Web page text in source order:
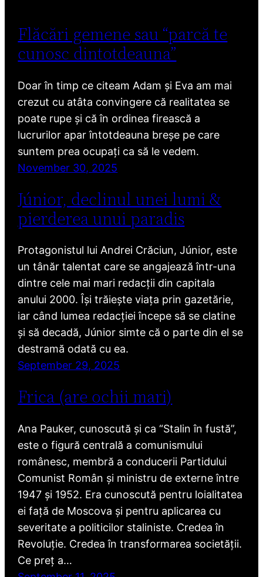
Flăcări gemene sau “parcă te
cunosc dintotdeauna”
Doar în timp ce citeam Adam și Eva am mai
crezut cu atâta convingere că realitatea se
poate rupe și că în ordinea firească a
lucrurilor apar întotdeauna breșe pe care
suntem prea ocupați ca să le vedem.
November 30, 2025
Júnior, declinul unei lumi &
pierderea unui paradis
Protagonistul lui Andrei Crăciun, Júnior, este
un tânăr talentat care se angajează într-una
dintre cele mai mari redacții din capitala
anului 2000. Își trăiește viața prin gazetărie,
iar când lumea redacției începe să se clatine
și să decadă, Júnior simte că o parte din el se
destramă odată cu ea.
September 29, 2025
Frica (are ochii mari)
Ana Pauker, cunoscută și ca “Stalin în fustă”,
este o figură centrală a comunismului
românesc, membră a conducerii Partidului
Comunist Român și ministru de externe între
1947 și 1952. Era cunoscută pentru loialitatea
ei față de Moscova și pentru aplicarea cu
severitate a politicilor staliniste. Credea în
Revoluție. Credea în transformarea societății.
Ce preț a…